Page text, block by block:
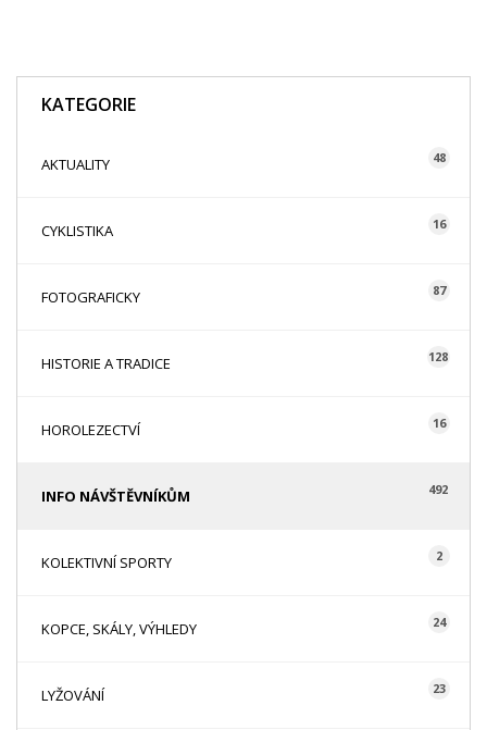
KATEGORIE
AKTUALITY 48
CYKLISTIKA 16
FOTOGRAFICKY 87
HISTORIE A TRADICE 128
HOROLEZECTVÍ 16
INFO NÁVŠTĚVNÍKŮM 492
KOLEKTIVNÍ SPORTY 2
KOPCE, SKÁLY, VÝHLEDY 24
LYŽOVÁNÍ 23